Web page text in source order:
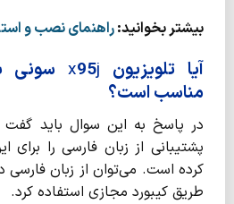
بیشتر بخوانید:راهنمای نصب و
آیا تلویزیون x95j
سونی
مناسب است؟
در پاسخ به این سوال باید
پشتیبانی از زبان فارسی را برای
کرده است. می­‌توان از زبان فارسی
طریق کیبورد مجازی استفاده کرد.